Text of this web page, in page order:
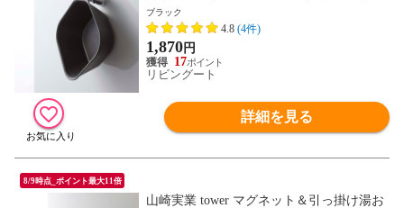
ズ 洗面器 マグネット 湯おけ 風呂おけ 磁
石 桶 吊り下げ 引っ掛け フック 壁面 バス
収納 壁 バー シャワーフック 風呂 浮かせ
て収納 ） 【ブラック】
ブラック
4.8 (4件)
1,870円
17
リビングート
詳細を見る
8/9時点_ポイント最大11倍
山崎実業 tower マグネット＆引っ掛け湯お